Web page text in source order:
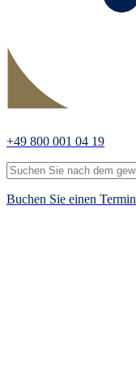
+49 800 001 04 19
Buchen Sie einen Termin